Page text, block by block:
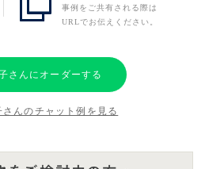
事例をご共有される際は
URLでお伝えください。
さんにオーダーする
んのチャット例を見る